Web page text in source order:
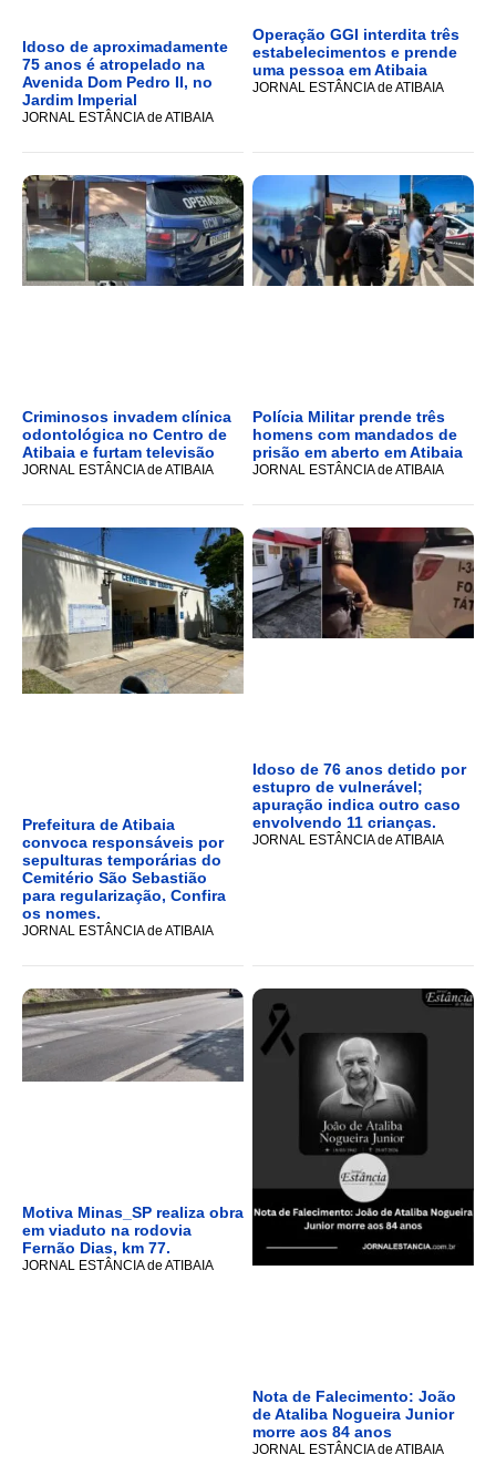
Idoso de aproximadamente
75 anos é atropelado na
Avenida Dom Pedro II, no
Jardim Imperial
JORNAL ESTÂNCIA de ATIBAIA
Operação GGI interdita três
estabelecimentos e prende
uma pessoa em Atibaia
JORNAL ESTÂNCIA de ATIBAIA
Criminosos invadem clínica
odontológica no Centro de
Atibaia e furtam televisão
JORNAL ESTÂNCIA de ATIBAIA
Polícia Militar prende três
homens com mandados de
prisão em aberto em Atibaia
JORNAL ESTÂNCIA de ATIBAIA
Prefeitura de Atibaia
convoca responsáveis por
sepulturas temporárias do
Cemitério São Sebastião
para regularização, Confira
os nomes.
JORNAL ESTÂNCIA de ATIBAIA
Idoso de 76 anos detido por
estupro de vulnerável;
apuração indica outro caso
envolvendo 11 crianças.
JORNAL ESTÂNCIA de ATIBAIA
Motiva Minas_SP realiza obra
em viaduto na rodovia
Fernão Dias, km 77.
JORNAL ESTÂNCIA de ATIBAIA
Nota de Falecimento: João
de Ataliba Nogueira Junior
morre aos 84 anos
JORNAL ESTÂNCIA de ATIBAIA